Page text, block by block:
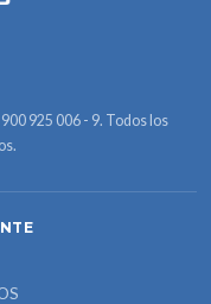
925 006 - 9. Todos los